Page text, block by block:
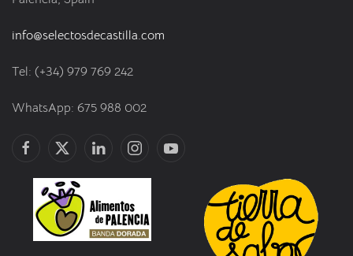
info@selectosdecastilla.com
Tel: (+34) 979 769 242
WhatsApp: 675 988 002